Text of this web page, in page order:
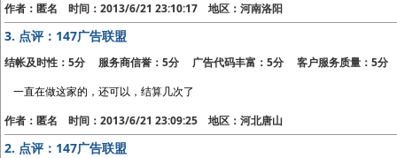
作者：匿名 时间：2013/6/21 23:10:17 地区：河南洛阳
3. 点评：147广告联盟
结帐及时性：5分 服务商信誉：5分 广告代码丰富：5分 客户服务质量：5分
一直在做这家的，还可以，结算几次了
作者：匿名 时间：2013/6/21 23:09:25 地区：河北唐山
2. 点评：147广告联盟